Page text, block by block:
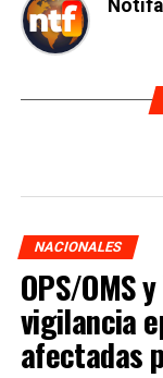
NACIONALES
OPS/OMS
vigilancia
afectadas